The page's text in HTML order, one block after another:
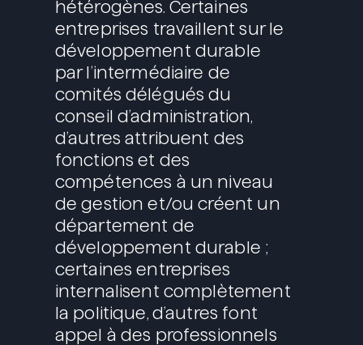
hétérogènes. Certaines
entreprises travaillent sur le
développement durable
par l’intermédiaire de
comités délégués du
conseil d’administration,
d’autres attribuent des
fonctions et des
compétences à un niveau
de gestion et/ou créent un
département de
développement durable ;
certaines entreprises
internalisent complètement
la politique, d’autres font
appel à des professionnels